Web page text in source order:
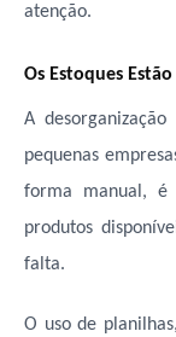
atenção.
Os Estoques
A
pequenas
forma manual,
produtos
falta.
O uso de